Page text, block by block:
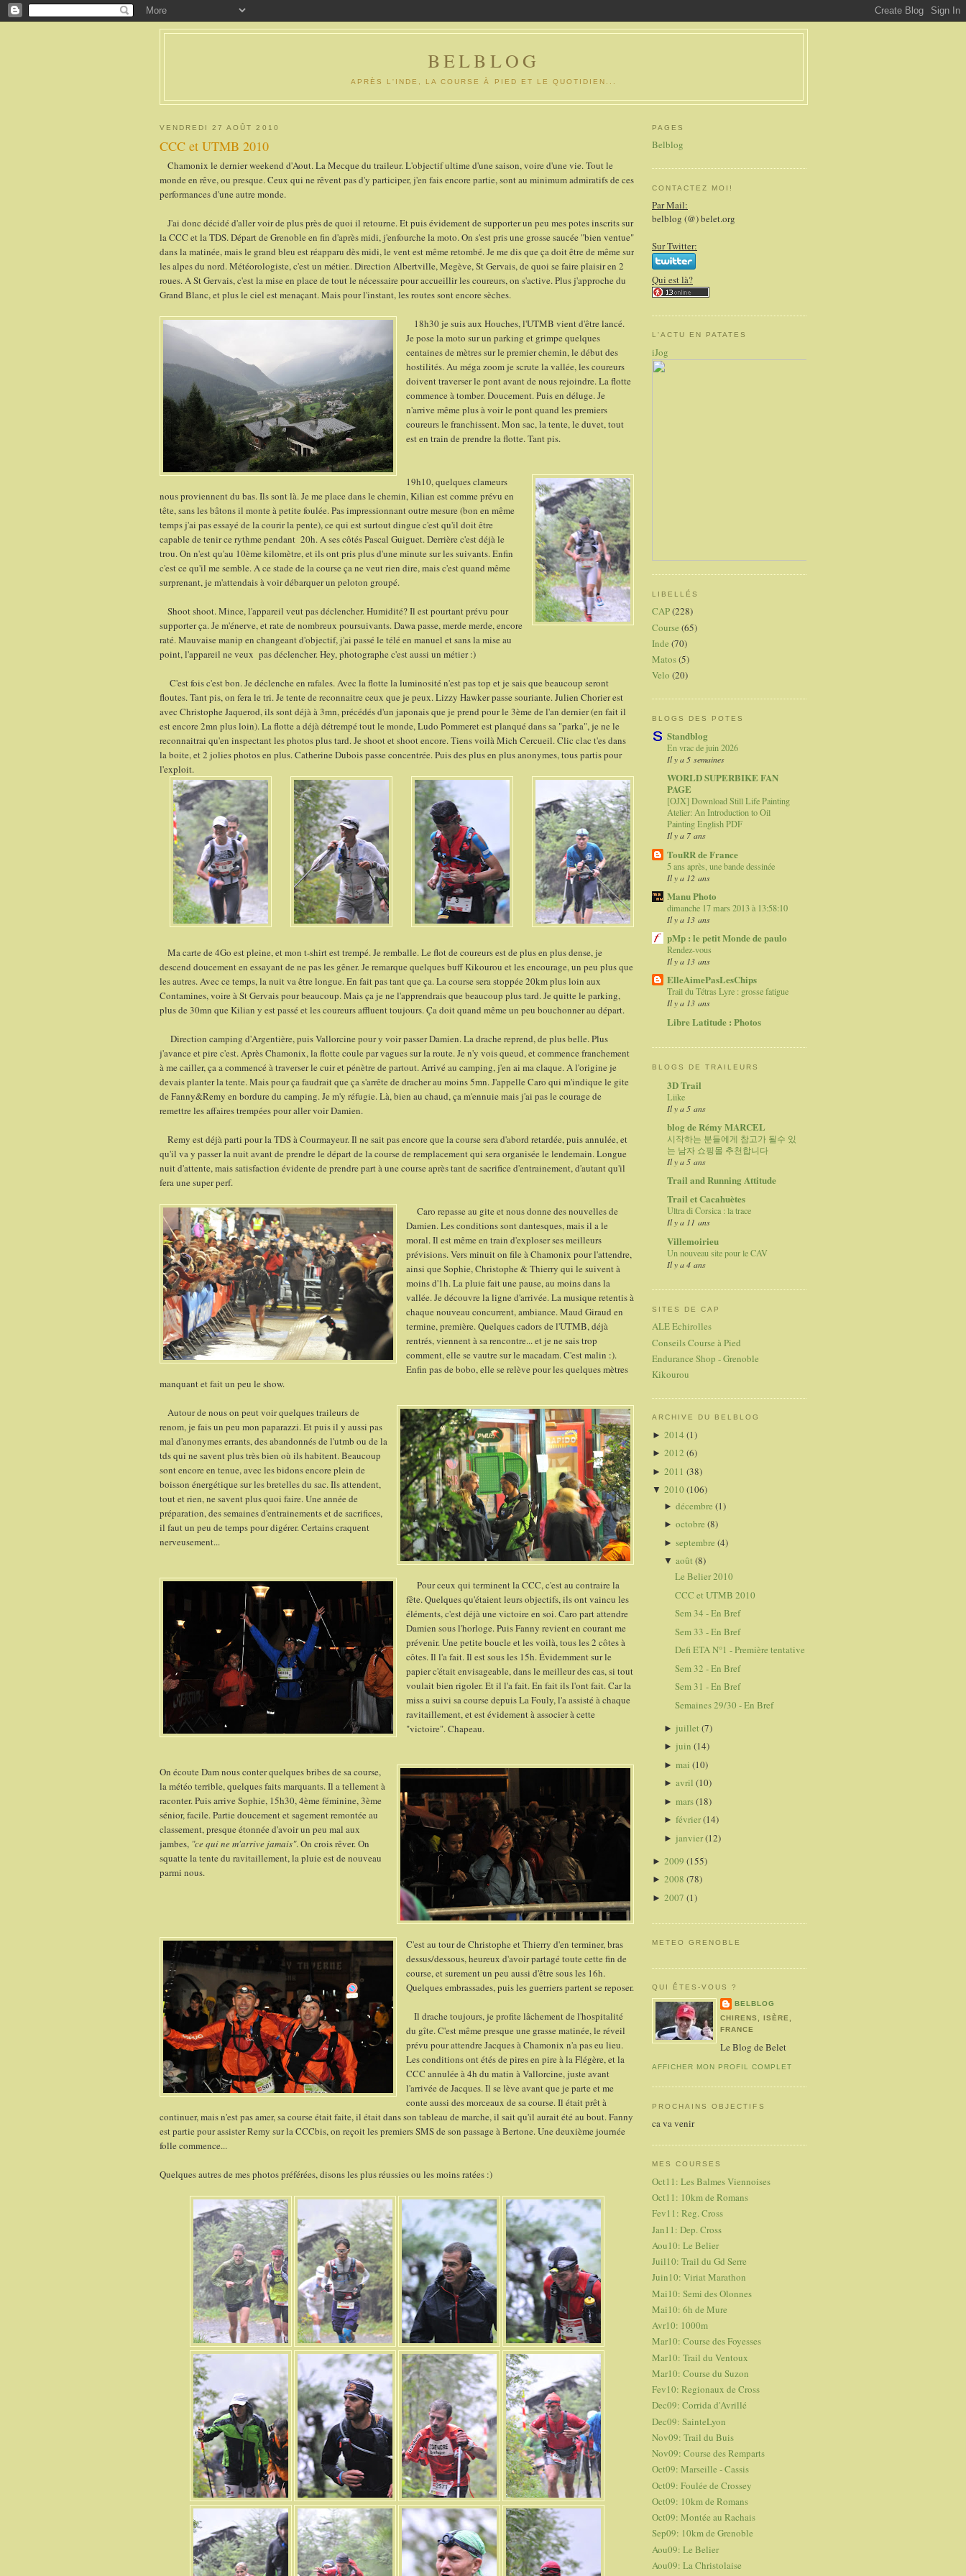
BELBLOG
APRÈS L'INDE, LA COURSE À PIED ET LE QUOTIDIEN...
VENDREDI 27 AOÛT 2010
CCC et UTMB 2010
Chamonix le dernier weekend d'Aout. La Mecque du traileur. L'objectif ultime d'une saison, voire d'une vie. Tout le
monde en rêve, ou presque. Ceux qui ne rêvent pas d'y participer, j'en fais encore partie, sont au minimum admiratifs de ces
performances d'une autre monde.
J'ai donc décidé d'aller voir de plus près de quoi il retourne. Et puis évidement de supporter un peu mes potes inscrits sur
la CCC et la TDS. Départ de Grenoble en fin d'après midi, j'enfourche la moto. On s'est pris une grosse saucée "bien ventue"
dans la matinée, mais le grand bleu est réapparu dès midi, le vent est même retombé. Je me dis que ça doit être de même sur
les alpes du nord. Météorologiste, c'est un métier.. Direction Albertville, Megève, St Gervais, de quoi se faire plaisir en 2
roues. A St Gervais, c'est la mise en place de tout le nécessaire pour accueillir les coureurs, on s'active. Plus j'approche du
Grand Blanc, et plus le ciel est menaçant. Mais pour l'instant, les routes sont encore sèches.
18h30 je suis aux Houches, l'UTMB vient d'être lancé.
Je pose la moto sur un parking et grimpe quelques
centaines de mètres sur le premier chemin, le début des
hostilités. Au méga zoom je scrute la vallée, les coureurs
doivent traverser le pont avant de nous rejoindre. La flotte
commence à tomber. Doucement. Puis en déluge. Je
n'arrive même plus à voir le pont quand les premiers
coureurs le franchissent. Mon sac, la tente, le duvet, tout
est en train de prendre la flotte. Tant pis.
19h10, quelques clameurs
nous proviennent du bas. Ils sont là. Je me place dans le chemin, Kilian est comme prévu en
tête, sans les bâtons il monte à petite foulée. Pas impressionnant outre mesure (bon en même
temps j'ai pas essayé de la courir la pente), ce qui est surtout dingue c'est qu'il doit être
capable de tenir ce rythme pendant 20h. A ses côtés Pascal Guiguet. Derrière c'est déjà le
trou. On n'est qu'au 10ème kilomètre, et ils ont pris plus d'une minute sur les suivants. Enfin
c'est ce qu'il me semble. A ce stade de la course ça ne veut rien dire, mais c'est quand même
surprenant, je m'attendais à voir débarquer un peloton groupé.
Shoot shoot. Mince, l'appareil veut pas déclencher. Humidité? Il est pourtant prévu pour
supporter ça. Je m'énerve, et rate de nombreux poursuivants. Dawa passe, merde merde, encore
raté. Mauvaise manip en changeant d'objectif, j'ai passé le télé en manuel et sans la mise au
point, l'appareil ne veux pas déclencher. Hey, photographe c'est aussi un métier :)
C'est fois c'est bon. Je déclenche en rafales. Avec la flotte la luminosité n'est pas top et je sais que beaucoup seront
floutes. Tant pis, on fera le tri. Je tente de reconnaitre ceux que je peux. Lizzy Hawker passe souriante. Julien Chorier est
avec Christophe Jaquerod, ils sont déjà à 3mn, précédés d'un japonais que je prend pour le 3ème de l'an dernier (en fait il
est encore 2mn plus loin). La flotte a déjà détrempé tout le monde, Ludo Pommeret est planqué dans sa "parka", je ne le
reconnaitrai qu'en inspectant les photos plus tard. Je shoot et shoot encore. Tiens voilà Mich Cercueil. Clic clac t'es dans
la boite, et 2 jolies photos en plus. Catherine Dubois passe concentrée. Puis des plus en plus anonymes, tous partis pour
l'exploit.
Ma carte de 4Go est pleine, et mon t-shirt est trempé. Je remballe. Le flot de coureurs est de plus en plus dense, je
descend doucement en essayant de ne pas les gêner. Je remarque quelques buff Kikourou et les encourage, un peu plus que
les autres. Avec ce temps, la nuit va être longue. En fait pas tant que ça. La course sera stoppée 20km plus loin aux
Contamines, voire à St Gervais pour beaucoup. Mais ça je ne l'apprendrais que beaucoup plus tard. Je quitte le parking,
plus de 30mn que Kilian y est passé et les coureurs affluent toujours. Ça doit quand même un peu bouchonner au départ.
Direction camping d'Argentière, puis Vallorcine pour y voir passer Damien. La drache reprend, de plus belle. Plus
j'avance et pire c'est. Après Chamonix, la flotte coule par vagues sur la route. Je n'y vois queud, et commence franchement
à me cailler, ça a commencé à traverser le cuir et pénètre de partout. Arrivé au camping, j'en ai ma claque. A l'origine je
devais planter la tente. Mais pour ça faudrait que ça s'arrête de dracher au moins 5mn. J'appelle Caro qui m'indique le gite
de Fanny&Remy en bordure du camping. Je m'y réfugie. Là, bien au chaud, ça m'ennuie mais j'ai pas le courage de
remettre les affaires trempées pour aller voir Damien.
Remy est déjà parti pour la TDS à Courmayeur. Il ne sait pas encore que la course sera d'abord retardée, puis annulée, et
qu'il va y passer la nuit avant de prendre le départ de la course de remplacement qui sera organisée le lendemain. Longue
nuit d'attente, mais satisfaction évidente de prendre part à une course après tant de sacrifice d'entrainement, d'autant qu'il
fera une super perf.
Caro repasse au gite et nous donne des nouvelles de
Damien. Les conditions sont dantesques, mais il a le
moral. Il est même en train d'exploser ses meilleurs
prévisions. Vers minuit on file à Chamonix pour l'attendre,
ainsi que Sophie, Christophe & Thierry qui le suivent à
moins d'1h. La pluie fait une pause, au moins dans la
vallée. Je découvre la ligne d'arrivée. La musique retentis à
chaque nouveau concurrent, ambiance. Maud Giraud en
termine, première. Quelques cadors de l'UTMB, déjà
rentrés, viennent à sa rencontre... et je ne sais trop
comment, elle se vautre sur le macadam. C'est malin :).
Enfin pas de bobo, elle se relève pour les quelques mètres
manquant et fait un peu le show.
Autour de nous on peut voir quelques traileurs de
renom, je fais un peu mon paparazzi. Et puis il y aussi pas
mal d'anonymes errants, des abandonnés de l'utmb ou de la
tds qui ne savent plus très bien où ils habitent. Beaucoup
sont encore en tenue, avec les bidons encore plein de
boisson énergétique sur les bretelles du sac. Ils attendent,
tout et rien, ne savent plus quoi faire. Une année de
préparation, des semaines d'entrainements et de sacrifices,
il faut un peu de temps pour digérer. Certains craquent
nerveusement...
Pour ceux qui terminent la CCC, c'est au contraire la
fête. Quelques qu'étaient leurs objectifs, ils ont vaincu les
éléments, c'est déjà une victoire en soi. Caro part attendre
Damien sous l'horloge. Puis Fanny revient en courant me
prévenir. Une petite boucle et les voilà, tous les 2 côtes à
côtes. Il l'a fait. Il est sous les 15h. Évidemment sur le
papier c'était envisageable, dans le meilleur des cas, si tout
voulait bien rigoler. Et il l'a fait. En fait ils l'ont fait. Car la
miss a suivi sa course depuis La Fouly, l'a assisté à chaque
ravitaillement, et est évidement à associer à cette
"victoire". Chapeau.
On écoute Dam nous conter quelques bribes de sa course,
la météo terrible, quelques faits marquants. Il a tellement à
raconter. Puis arrive Sophie, 15h30, 4ème féminine, 3ème
sénior, facile. Partie doucement et sagement remontée au
classement, presque étonnée d'avoir un peu mal aux
jambes, "ce qui ne m'arrive jamais". On crois rêver. On
squatte la tente du ravitaillement, la pluie est de nouveau
parmi nous.
C'est au tour de Christophe et Thierry d'en terminer, bras
dessus/dessous, heureux d'avoir partagé toute cette fin de
course, et surement un peu aussi d'être sous les 16h.
Quelques embrassades, puis les guerriers partent se reposer.
Il drache toujours, je profite lâchement de l'hospitalité
du gîte. C'est même presque une grasse matinée, le réveil
prévu pour attendre Jacques à Chamonix n'a pas eu lieu.
Les conditions ont étés de pires en pire à la Flégère, et la
CCC annulée à 4h du matin à Vallorcine, juste avant
l'arrivée de Jacques. Il se lève avant que je parte et me
conte aussi des morceaux de sa course. Il était prêt à
continuer, mais n'est pas amer, sa course était faite, il était dans son tableau de marche, il sait qu'il aurait été au bout. Fanny
est partie pour assister Remy sur la CCCbis, on reçoit les premiers SMS de son passage à Bertone. Une deuxième journée
folle commence...
Quelques autres de mes photos préférées, disons les plus réussies ou les moins ratées :)
PAGES
Belblog
CONTACTEZ MOI!
Par Mail:
belblog (@) belet.org
Sur Twitter:
Qui est là?
L'ACTU EN PATATES
iJog
LIBELLÉS
CAP(228)
Course (65)
Inde (70)
Matos(5)
Velo (20)
BLOGS DES POTES
Standblog
En vrac de juin 2026
Il y a 5 semaines
WORLD SUPERBIKE FAN
PAGE
[OJX] Download Still Life Painting
Atelier: An Introduction to Oil
Painting English PDF
Il y a 7 ans
TouRR de France
5 ans après, une bande dessinée
Il y a 12 ans
Manu Photo
dimanche 17 mars 2013 à 13:58:10
Il y a 13 ans
pMp : le petit Monde de paulo
Rendez-vous
Il y a 13 ans
ElleAimePasLesChips
Trail du Tétras Lyre : grosse fatigue
Il y a 13 ans
Libre Latitude : Photos
BLOGS DE TRAILEURS
3D Trail
Liike
Il y a 5 ans
blog de Rémy MARCEL
시작하는 분들에게 참고가 될수 있
는 남자 쇼핑몰 추천합니다
Il y a 5 ans
Trail and Running Attitude
Trail et Cacahuètes
Ultra di Corsica : la trace
Il y a 11 ans
Villemoirieu
Un nouveau site pour le CAV
Il y a 4 ans
SITES DE CAP
ALE Echirolles
Conseils Course à Pied
Endurance Shop - Grenoble
Kikourou
ARCHIVE DU BELBLOG
► 2014 (1)
► 2012 (6)
► 2011 (38)
▼ 2010 (106)
► décembre (1)
► octobre (8)
► septembre (4)
▼ août (8)
Le Belier 2010
CCC et UTMB 2010
Sem 34 - En Bref
Sem 33 - En Bref
Defi ETA N°1 - Première tentative
Sem 32 - En Bref
Sem 31 - En Bref
Semaines 29/30 - En Bref
► juillet (7)
► juin (14)
► mai (10)
► avril (10)
► mars(18)
► février(14)
► janvier(12)
► 2009 (155)
► 2008 (78)
► 2007 (1)
METEO GRENOBLE
QUI ÊTES-VOUS ?
BELBLOG
CHIRENS, ISÈRE,
FRANCE
Le Blog de Belet
AFFICHER MON PROFIL COMPLET
PROCHAINS OBJECTIFS
ca va venir
MES COURSES
Oct11: Les Balmes Viennoises
Oct11: 10km de Romans
Fev11: Reg. Cross
Jan11: Dep. Cross
Aou10: Le Belier
Juil10: Trail du Gd Serre
Juin10: Viriat Marathon
Mai10: Semi des Olonnes
Mai10: 6h de Mure
Avr10: 1000m
Mar10: Course des Foyesses
Mar10: Trail du Ventoux
Mar10: Course du Suzon
Fev10: Regionaux de Cross
Dec09: Corrida d'Avrillé
Dec09: SainteLyon
Nov09: Trail du Buis
Nov09: Course des Remparts
Oct09: Marseille - Cassis
Oct09: Foulée de Crossey
Oct09: 10km de Romans
Oct09: Montée au Rachais
Sep09: 10km de Grenoble
Aou09: Le Belier
Aou09: La Christolaise